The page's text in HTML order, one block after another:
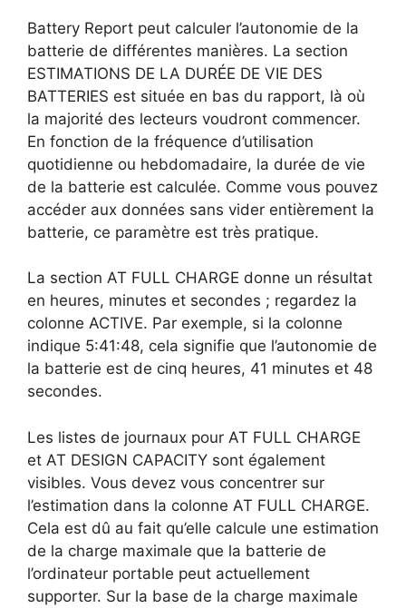
Battery Report peut calculer l’autonomie de la
batterie de différentes manières. La section
ESTIMATIONS DE LA DURÉE DE VIE DES
BATTERIES est située en bas du rapport, là où
la majorité des lecteurs voudront commencer.
En fonction de la fréquence d’utilisation
quotidienne ou hebdomadaire, la durée de vie
de la batterie est calculée. Comme vous pouvez
accéder aux données sans vider entièrement la
batterie, ce paramètre est très pratique.
La section AT FULL CHARGE donne un résultat
en heures, minutes et secondes ; regardez la
colonne ACTIVE. Par exemple, si la colonne
indique 5:41:48, cela signifie que l’autonomie de
la batterie est de cinq heures, 41 minutes et 48
secondes.
Les listes de journaux pour AT FULL CHARGE
et AT DESIGN CAPACITY sont également
visibles. Vous devez vous concentrer sur
l’estimation dans la colonne AT FULL CHARGE.
Cela est dû au fait qu’elle calcule une estimation
de la charge maximale que la batterie de
l’ordinateur portable peut actuellement
supporter. Sur la base de la charge maximale